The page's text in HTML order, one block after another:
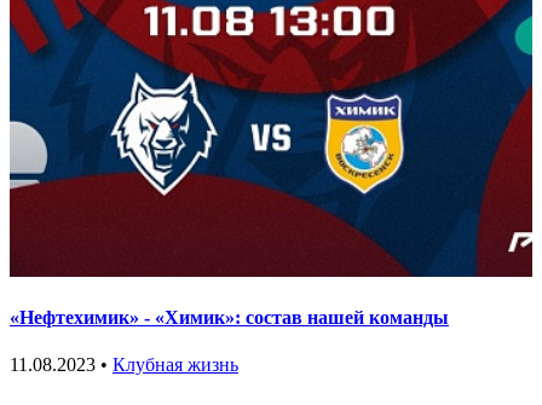
«Нефтехимик» - «Химик»: состав нашей команды
11.08.2023 • Клубная жизнь